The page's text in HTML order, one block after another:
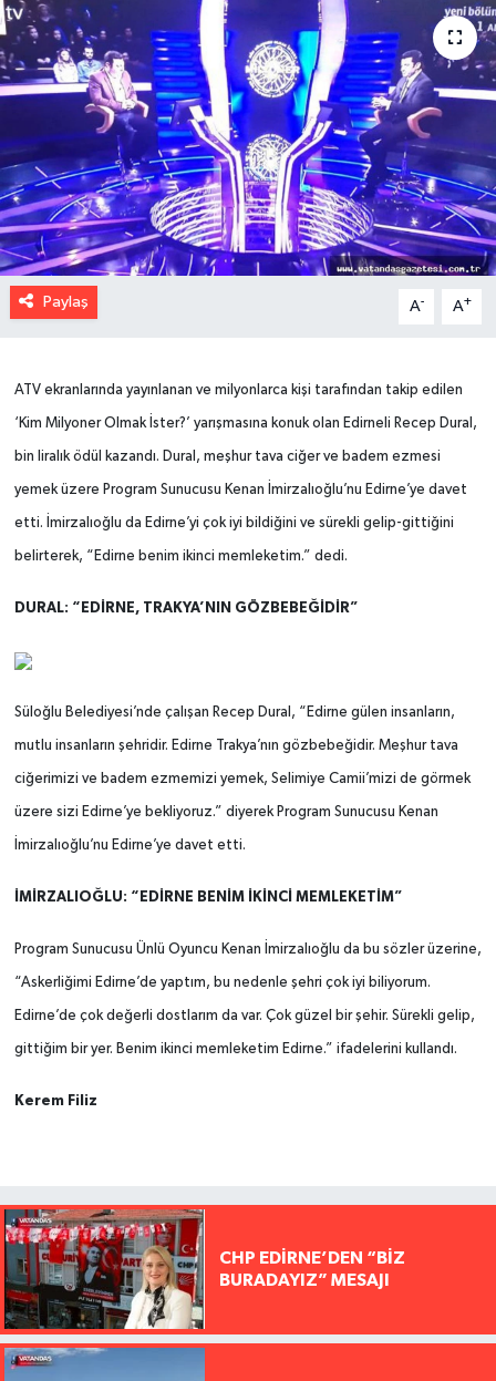
Paylaş A- A+
ATV ekranlarında yayınlanan ve milyonlarca kişi tarafından takip edilen
‘Kim Milyoner Olmak İster?’ yarışmasına konuk olan Edirneli Recep Dural,
bin liralık ödül kazandı. Dural, meşhur tava ciğer ve badem ezmesi
yemek üzere Program Sunucusu Kenan İmirzalıoğlu’nu Edirne’ye davet
etti. İmirzalıoğlu da Edirne’yi çok iyi bildiğini ve sürekli gelip-gittiğini
belirterek, “Edirne benim ikinci memleketim.” dedi.
DURAL: “EDİRNE, TRAKYA’NIN GÖZBEBEĞİDİR”
Süloğlu Belediyesi’nde çalışan Recep Dural, “Edirne gülen insanların,
mutlu insanların şehridir. Edirne Trakya’nın gözbebeğidir. Meşhur tava
ciğerimizi ve badem ezmemizi yemek, Selimiye Camii’mizi de görmek
üzere sizi Edirne’ye bekliyoruz.” diyerek Program Sunucusu Kenan
İmirzalıoğlu’nu Edirne’ye davet etti.
İMİRZALIOĞLU: “EDİRNE BENİM İKİNCİ MEMLEKETİM”
Program Sunucusu Ünlü Oyuncu Kenan İmirzalıoğlu da bu sözler üzerine,
“Askerliğimi Edirne’de yaptım, bu nedenle şehri çok iyi biliyorum.
Edirne’de çok değerli dostlarım da var. Çok güzel bir şehir. Sürekli gelip,
gittiğim bir yer. Benim ikinci memleketim Edirne.” ifadelerini kullandı.
Kerem Filiz
CHP EDİRNE’DEN “BİZ
BURADAYIZ” MESAJI